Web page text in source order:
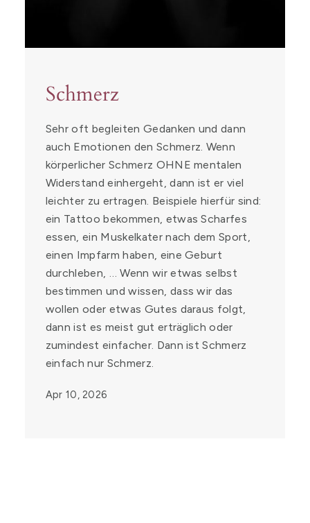
Schmerz
Sehr oft begleiten Gedanken und dann
auch Emotionen den Schmerz. Wenn
körperlicher Schmerz OHNE mentalen
Widerstand einhergeht, dann ist er viel
leichter zu ertragen. Beispiele hierfür sind:
ein Tattoo bekommen, etwas Scharfes
essen, ein Muskelkater nach dem Sport,
einen Impfarm haben, eine Geburt
durchleben, … Wenn wir etwas selbst
bestimmen und wissen, dass wir das
wollen oder etwas Gutes daraus folgt,
dann ist es meist gut erträglich oder
zumindest einfacher. Dann ist Schmerz
einfach nur Schmerz.
Apr 10, 2026